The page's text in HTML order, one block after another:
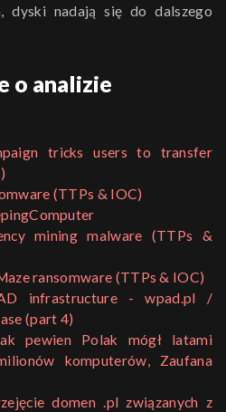
dyski nadają się do dalszego
o analizie
tricks users to transfer
(TTPs & IOC)
mining malware (TTPs &
ransomware (TTPs & IOC)
infrastructure - wpad.pl /
(part 4)
pewien Polak mógł latami
komputerów, Zaufana
domen .pl związanych z